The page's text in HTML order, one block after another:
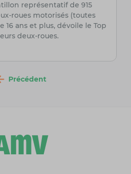
représentatif de 915
roues motorisés (toutes
16 ans et plus, dévoile le Top
deux-roues.
Précédent